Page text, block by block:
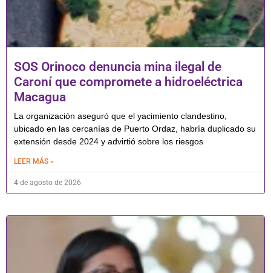
SOS Orinoco denuncia mina ilegal de
Caroní que compromete a hidroeléctrica
Macagua
La organización aseguró que el yacimiento clandestino,
ubicado en las cercanías de Puerto Ordaz, habría duplicado su
extensión desde 2024 y advirtió sobre los riesgos
LEER MÁS »
4 de agosto de 2026